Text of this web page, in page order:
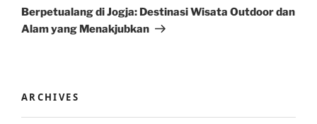
Post
Berpetualang di Jogja: Destinasi Wisata Outdoor dan
Alam yang Menakjubkan
ARCHIVES